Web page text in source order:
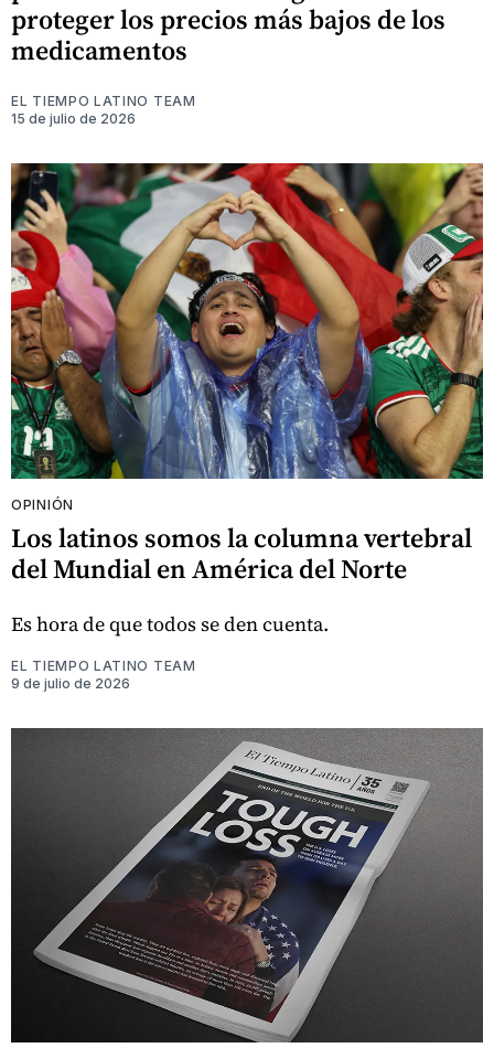
proteger los precios más bajos de los
medicamentos
EL TIEMPO LATINO TEAM
15 de julio de 2026
OPINIÓN
Los latinos somos la columna vertebral
del Mundial en América del Norte
Es hora de que todos se den cuenta.
EL TIEMPO LATINO TEAM
9 de julio de 2026